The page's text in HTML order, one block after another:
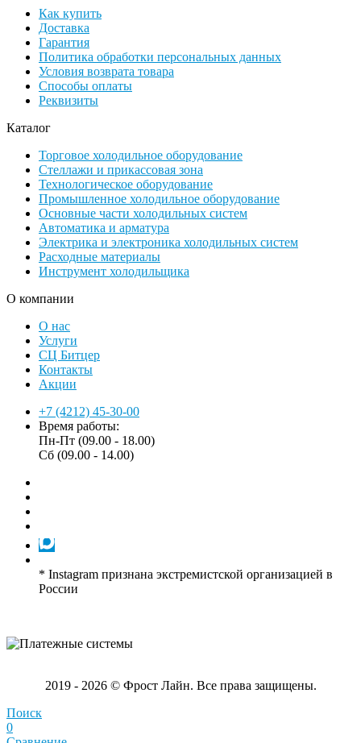
Как купить
Доставка
Гарантия
Политика обработки персональных данных
Условия возврата товара
Способы оплаты
Реквизиты
Каталог
Торговое холодильное оборудование
Стеллажи и прикассовая зона
Технологическое оборудование
Промышленное холодильное оборудование
Основные части холодильных систем
Автоматика и арматура
Электрика и электроника холодильных систем
Расходные материалы
Инструмент холодильщика
О компании
О нас
Услуги
СЦ Битцер
Контакты
Акции
+7 (4212) 45-30-00
Время работы:
Пн-Пт (09.00 - 18.00)
Сб (09.00 - 14.00)
* Instagram признана экстремистской организацией в
России
2019 - 2026 © Фрост Лайн. Все права защищены.
Поиск
0